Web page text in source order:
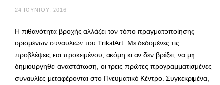
24 ΙΟΥΝΊΟΥ, 2016
Η πιθανότητα βροχής αλλάζει τον τόπο πραγματοποίησης
ορισμένων συναυλιών του TrikalArt. Με δεδομένες τις
προβλέψεις και προκειμένου, ακόμη κι αν δεν βρέξει, να μη
δημιουργηθεί αναστάτωση, οι τρεις πρώτες προγραμματισμένες
συναυλίες μεταφέρονται στο Πνευματικό Κέντρο. Συγκεκριμένα,